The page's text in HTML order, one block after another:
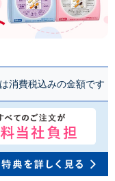
消費税込みの金額です